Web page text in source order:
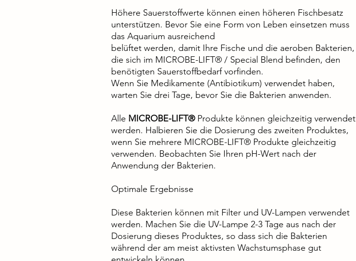
Höhere Sauerstoffwerte können einen höheren Fischbesatz
unterstützen. Bevor Sie eine Form von Leben einsetzen muss
das Aquarium ausreichend
belüftet werden, damit Ihre Fische und die aeroben Bakterien,
die sich im MICROBE-LIFT® / Special Blend befinden, den
benötigten Sauerstoffbedarf vorfinden.
Wenn Sie Medikamente (Antibiotikum) verwendet haben,
warten Sie drei Tage, bevor Sie die Bakterien anwenden.
Alle MICROBE-LIFT®Produkte können gleichzeitig verwendet
werden. Halbieren Sie die Dosierung des zweiten Produktes,
wenn Sie mehrere MICROBE-LIFT® Produkte gleichzeitig
verwenden. Beobachten Sie Ihren pH-Wert nach der
Anwendung der Bakterien.
Optimale Ergebnisse
Diese Bakterien können mit Filter und UV-Lampen verwendet
werden. Machen Sie die UV-Lampe 2-3 Tage aus nach der
Dosierung dieses Produktes, so dass sich die Bakterien
während der am meist aktivsten Wachstumsphase gut